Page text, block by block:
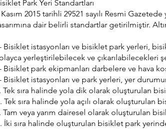
Park Yeri Standartları
2015 tarihli 29521 sayılı Resmi
dair belirli standartlar getirilmiştir.
Bisiklet istasyonları ve bisiklet park yerleri,
yerleştirilebilecek ve çıkarılabilecekleri
Bisiklet park ekipmanları darbelere ve hava
Bisiklet istasyonları ve park yerleri, yer
Tek sıra halinde yola dik olarak oluşturulan
Tek sıra halinde yola açılı olarak oluşturulan
Tam veya yarım dairesel olarak oluşturulan
İki sıra halinde oluşturulan bisiklet park